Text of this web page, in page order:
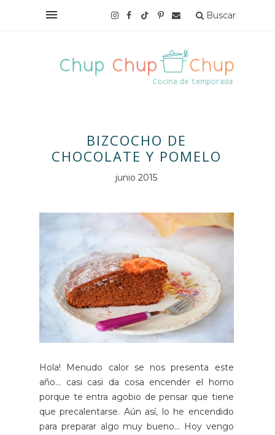
Buscar
BIZCOCHO DE
CHOCOLATE Y POMELO
junio 2015
Hola! Menudo calor se nos presenta este
año... casi casi da cosa encender el horno
porque te entra agobio de pensar que tiene
que precalentarse. Aún así, lo he encendido
para preparar algo muy bueno... Hoy vengo